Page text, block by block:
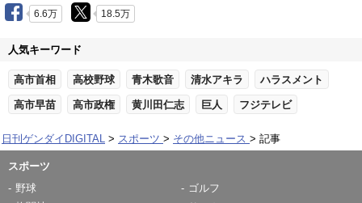
6.6万 18.5万
人気キーワード
高市首相 高校野球 青木歌音 清水アキラ ハラスメント
高市早苗 高市政権 黄川田仁志 巨人 フジテレビ
日刊ゲンダイDIGITAL スポーツ その他ニュース 記事
スポーツ
野球
ゴルフ